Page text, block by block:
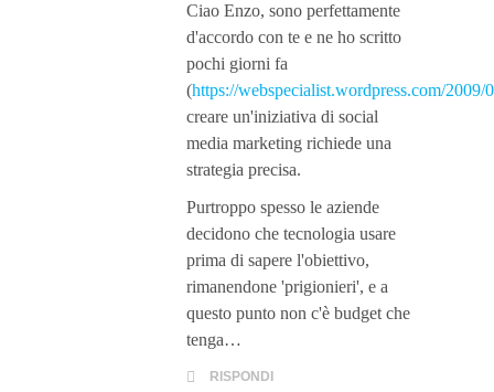
Ciao Enzo, sono perfettamente
d'accordo con te e ne ho scritto
pochi giorni fa
(https://webspecialist.wordpress.com/2009/
creare un'iniziativa di social
media marketing richiede una
strategia precisa.
Purtroppo spesso le aziende
decidono che tecnologia usare
prima di sapere l'obiettivo,
rimanendone 'prigionieri', e a
questo punto non c'è budget che
tenga…
RISPONDI